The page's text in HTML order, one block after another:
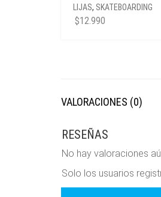
LIJAS, SKATEBOARDING
$12.990
VALORACIONES (0)
RESEÑAS
No hay valoraciones
Solo los usuarios